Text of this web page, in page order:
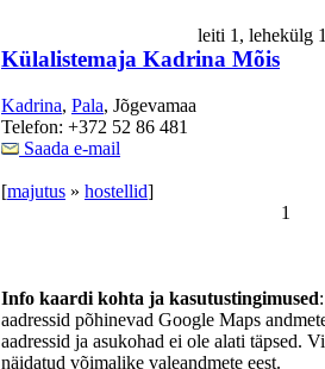
leiti 1,
Külalistemaja Kadrina Mõis
Kadrina, Pala, Jõgevamaa
Telefon: +372 52 86 481
Saada e-mail
[majutus » hostellid]
1
Info kaardi kohta ja kasutustingimused
aadressid põhinevad Google Maps
aadressid ja asukohad ei ole alati täpsed.
näidatud võimalike valeandmete eest.